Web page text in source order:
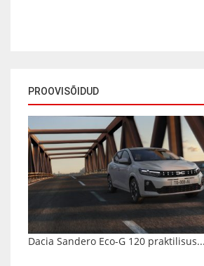
PROOVISÕIDUD
Dacia Sandero Eco-G 120 praktilisus...